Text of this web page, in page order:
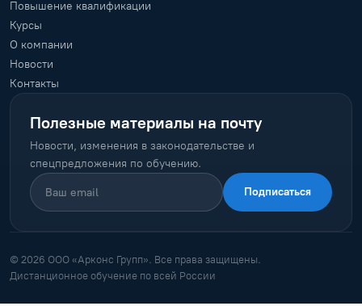
Повышение квалификации
Курсы
О компании
Новости
Контакты
Полезные материалы на почту
Новости, изменения в законодательстве и
спецпредложения по обучению.
Подписаться
© 2026 ООО «Арконс Групп». Все права защищены.
Дистанционное обучение по всей России